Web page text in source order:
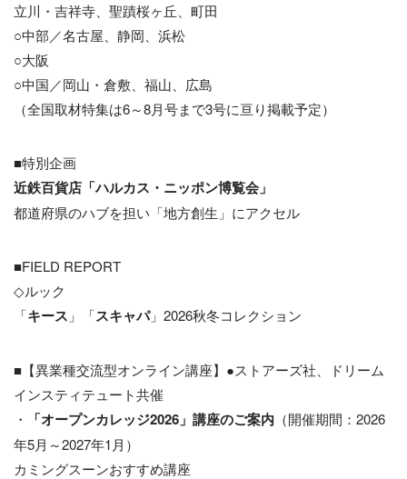
立川・吉祥寺、聖蹟桜ヶ丘、町田
○中部／名古屋、静岡、浜松
○大阪
○中国／岡山・倉敷、福山、広島
（全国取材特集は6～8月号まで3号に亘り掲載予定）
■特別企画
近鉄百貨店「ハルカス・ニッポン博覧会」
都道府県のハブを担い「地方創生」にアクセル
■FIELD REPORT
◇ルック
「キース 」「スキャパ」2026秋冬コレクション
■【異業種交流型オンライン講座】●ストアーズ社、ドリーム
インスティテュート共催
・
「オープンカレッジ2026」講座のご案内 （開催期間：2026
年5月～2027年1月）
カミングスーンおすすめ講座